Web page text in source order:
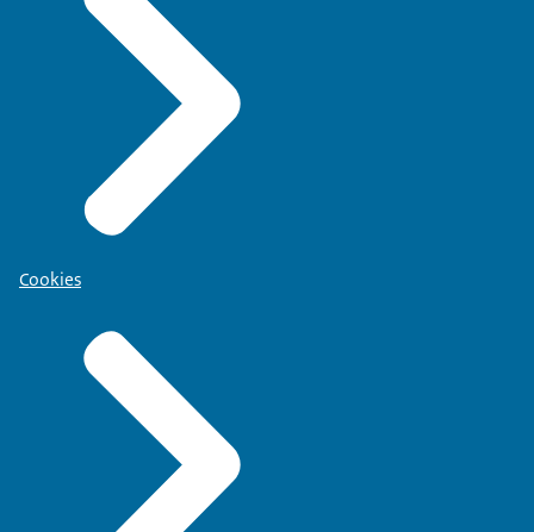
Cookies